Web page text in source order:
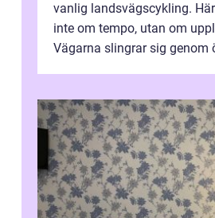
vanlig landsvägscykling.
inte om tempo, utan om
Vägarna slingrar sig genom